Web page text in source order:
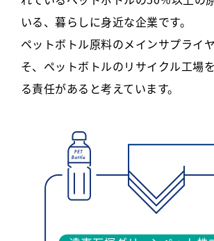
いる、暮らしに身近な企業です。
ペットボトル原料のメインサプライ
そ、ペットボトルのリサイクル工場
る責任があると考えています。